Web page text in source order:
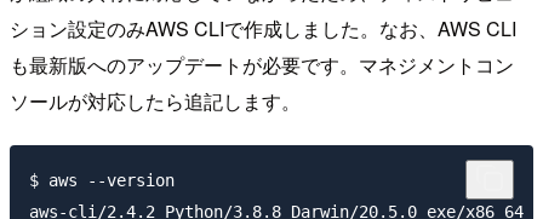
ション設定のみAWS CLIで作成しました。なお、AWS CLI
も最新版へのアップデートが必要です。マネジメントコン
ソールが対応したら追記します。
$ aws --version